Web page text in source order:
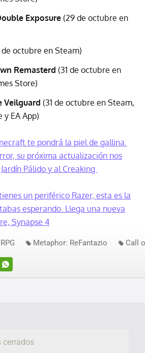
Exposure (29 de octubre en
de octubre en Steam)
Remasterd (31 de octubre en
Store)
Veilguard (31 de octubre en Steam,
y EA App)
te pondrá la piel de gallina.
su próxima actualización nos
Pálido y al Creaking
un periférico Razer, esta es la
esperando. Llega una nueva
Synapse 4
RPG Metaphor: ReFantazio Call
cerrados